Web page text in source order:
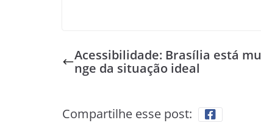
Acessibilidade: Brasília está
nge da situação ideal
Compartilhe esse post: